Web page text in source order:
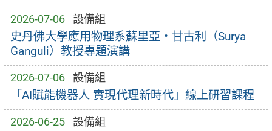
2026-07-06 設備組
史丹佛大學應用物理系蘇里亞・甘古利（Surya
Ganguli）教授專題演講
2026-07-06 設備組
「AI賦能機器人 實現代理新時代」線上研習課程
2026-06-25 設備組